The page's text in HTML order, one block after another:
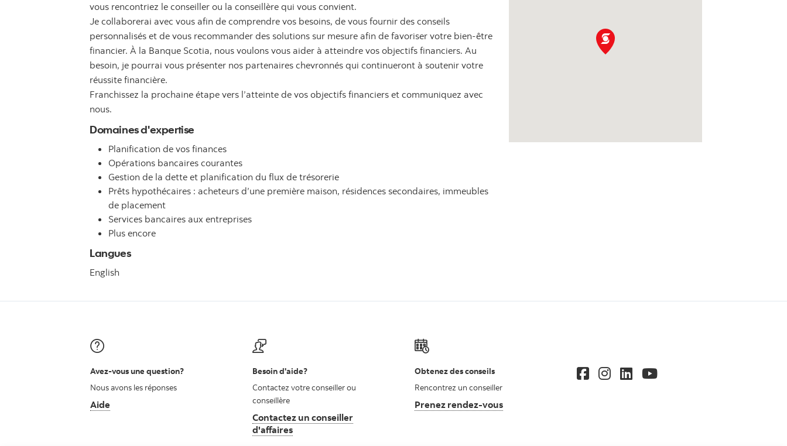
vous rencontriez le conseiller ou la conseillère qui vous convient.
Je collaborerai avec vous afin de comprendre vos besoins, de vous fournir des conseils
personnalisés et de vous recommander des solutions sur mesure afin de favoriser votre bien-être
financier. À la Banque Scotia, nous voulons vous aider à atteindre vos objectifs financiers. Au
besoin, je pourrai vous présenter nos partenaires chevronnés qui continueront à soutenir votre
réussite financière.
Franchissez la prochaine étape vers l’atteinte de vos objectifs financiers et communiquez avec
nous.
Domaines d'expertise
Planification de vos finances
Opérations bancaires courantes
Gestion de la dette et planification du flux de trésorerie
Prêts hypothécaires : acheteurs d’une première maison, résidences secondaires, immeubles
de placement
Services bancaires aux entreprises
Plus encore
Langues
English
Avez-vous une question?
Nous avons les réponses
Aide
Besoin d'aide?
Contactez votre conseiller ou
conseillère
Contactez un conseiller
d'affaires
Obtenez des conseils
Rencontrez un conseiller
Prenez rendez-vous